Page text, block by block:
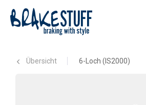
Übersicht 6-Loch (IS2000)